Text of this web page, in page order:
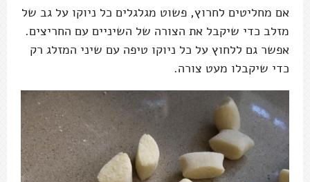
אם מחליטים לחרוץ, פשוט מגלגלים כל ניוקו על גב של
מזלב כדי שיקבל את הצורה של השיניים עם החריצים.
אפשר גם ללחוץ על כל ניוקו טיפה עם שיני המזלג רק
כדי שיקבלו מעט צורה.